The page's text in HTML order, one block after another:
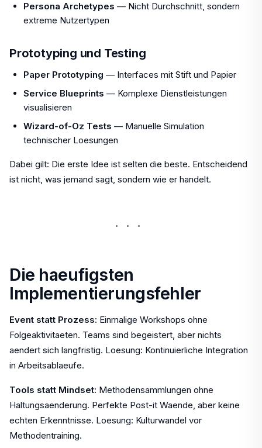
Persona Archetypes — Nicht Durchschnitt, sondern
extreme Nutzertypen
Prototyping und Testing
Paper Prototyping — Interfaces mit Stift und Papier
Service Blueprints — Komplexe Dienstleistungen
visualisieren
Wizard-of-Oz Tests — Manuelle Simulation
technischer Loesungen
Dabei gilt: Die erste Idee ist selten die beste. Entscheidend
ist nicht, was jemand sagt, sondern wie er handelt.
···
Die haeufigsten
Implementierungsfehler
Event statt Prozess: Einmalige Workshops ohne
Folgeaktivitaeten. Teams sind begeistert, aber nichts
aendert sich langfristig. Loesung: Kontinuierliche Integration
in Arbeitsablaeufe.
Tools statt Mindset: Methodensammlungen ohne
Haltungsaenderung. Perfekte Post-it Waende, aber keine
echten Erkenntnisse. Loesung: Kulturwandel vor
Methodentraining.